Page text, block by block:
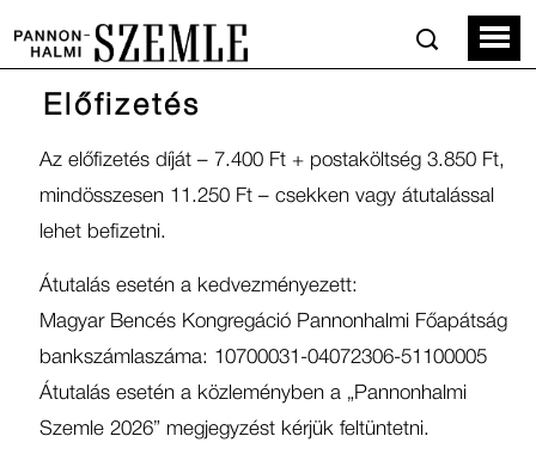
Előfizetés
Az előfizetés díját – 7.400 Ft + postaköltség 3.850 Ft,
mindösszesen 11.250 Ft – csekken vagy átutalással
lehet befizetni.
Átutalás esetén a kedvezményezett:
Magyar Bencés Kongregáció Pannonhalmi Főapátság
bankszámlaszáma: 10700031-04072306-51100005
Átutalás esetén a közleményben a „Pannonhalmi
Szemle 2026” megjegyzést kérjük feltüntetni.